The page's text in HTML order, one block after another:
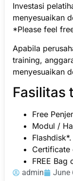
Investasi
menyesuaikan
*Please feel
Apabila
training,
menyesuaikan
Fasilitas
Free
Modul /
Flashdisk*.
Certificate
FREE Bag
admin June